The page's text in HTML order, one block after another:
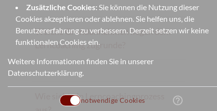
Zusätzliche Cookies: Sie können die Nutzung dieser
Cookies akzeptieren oder ablehnen. Sie helfen uns, die
Benutzererfahrung zu verbessern. Derzeit setzen wir keine
funktionalen Cookies ein.
Weitere Informationen finden Sie in unserer
Datenschutzerklärung.
notwendige Cookies help_outline
Welche Grundannahmen liegen dem
Lerncoaching zugrunde?
Wie sieht ein Lerncoachingprozess